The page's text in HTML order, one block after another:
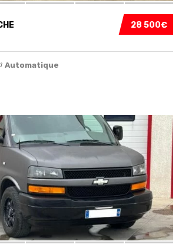
28 500€
Automatique